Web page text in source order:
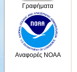
Γραφήματα
Αναφορές NOAA